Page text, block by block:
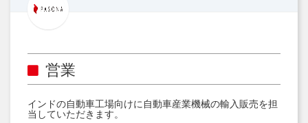
営業
インドの自動車工場向けに自動車産業機械の輸入販売を担
当していただきます。